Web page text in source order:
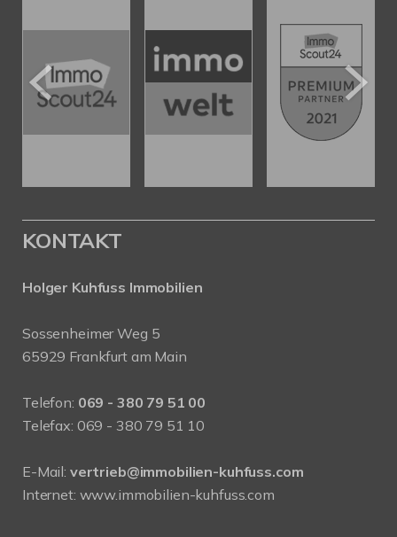
KONTAKT
Holger Kuhfuss Immobilien
Sossenheimer Weg 5
65929 Frankfurt am Main
Telefon: 069 - 380 79 51 00
Telefax: 069 - 380 79 51 10
E-Mail: vertrieb@immobilien-kuhfuss.com
Internet: www.immobilien-kuhfuss.com